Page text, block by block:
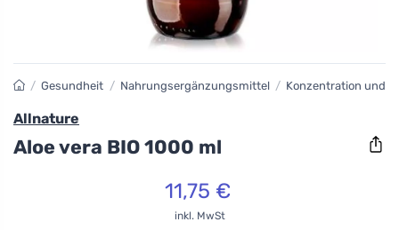
/ Gesundheit / Nahrungsergänzungsmittel / Konzentration und
Allnature
Aloe vera BIO 1000 ml
11,75 €
inkl. MwSt